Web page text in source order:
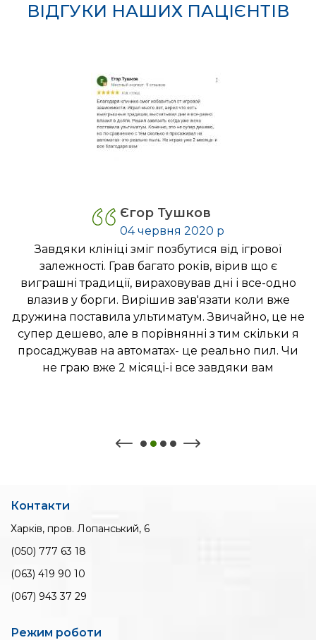
ВІДГУКИ НАШИХ ПАЦІЄНТІВ
Єгор Тушков
04 червня 2020 р
Завдяки клініці зміг позбутися від ігрової
залежності. Грав багато років, вірив що є
виграшні традиції, вираховував дні і все-одно
влазив у борги. Вирішив зав'язати коли вже
дружина поставила ультиматум. Звичайно, це не
супер дешево, але в порівнянні з тим скільки я
просаджував на автоматах- це реально пил. Чи
не граю вже 2 місяці-і все завдяки вам
Контакти
Харків, пров. Лопанський, 6
(050) 777 63 18
(063) 419 90 10
(067) 943 37 29
Режим роботи